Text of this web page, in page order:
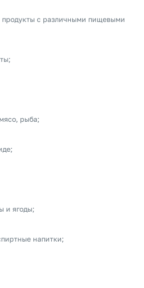
продукты с различными пищевыми
рыба;
и ягоды;
напитки;